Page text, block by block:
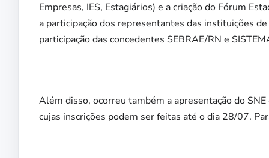
Empresas, IES, Estagiários) e a criação do Fórum
a participação dos representantes das instituições
participação das concedentes SEBRAE/RN e
Além disso, ocorreu também a apresentação do
cujas inscrições podem ser feitas até o dia 28/07.